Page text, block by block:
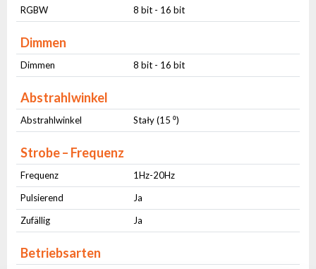
RGBW 8 bit - 16 bit
Dimmen
Dimmen 8 bit - 16 bit
Abstrahlwinkel
Abstrahlwinkel Stały (15 ⁰)
Strobe – Frequenz
Frequenz
1Hz-20Hz
Pulsierend
Ja
Zufällig
Ja
Betriebsarten